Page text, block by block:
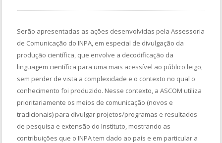
Serão apresentadas as ações desenvolvidas pela Assessoria
de Comunicação do INPA, em especial de divulgação da
produção científica, que envolve a decodificação da
linguagem científica para uma mais acessível ao público leigo,
sem perder de vista a complexidade e o contexto no qual o
conhecimento foi produzido. Nesse contexto, a ASCOM utiliza
prioritariamente os meios de comunicação (novos e
tradicionais) para divulgar projetos/programas e resultados
de pesquisa e extensão do Instituto, mostrando as
contribuições que o INPA tem dado ao país e em particular a